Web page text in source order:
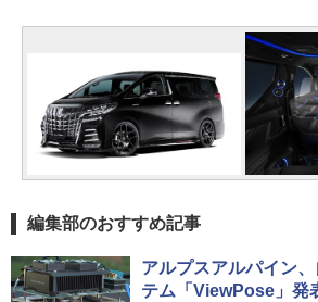
編集部のおすすめ記事
アルプスアルパイン
テム「ViewPose」発